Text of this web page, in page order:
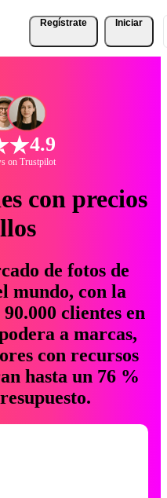
Regístrate Iniciar
4.9
on Trustpilot
con precios
de fotos de
mundo, con la
clientes en
a marcas,
con recursos
hasta un 76 %